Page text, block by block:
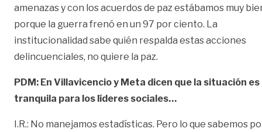
amenazas y con los acuerdos de paz estábamos muy
porque la guerra frenó en un 97 por ciento. La
institucionalidad sabe quién respalda estas acciones
delincuenciales, no quiere la paz.
PDM: En Villavicencio y Meta dicen que la situación es
tranquila para los líderes sociales…
I.R.: No manejamos estadísticas. Pero lo que sabemos